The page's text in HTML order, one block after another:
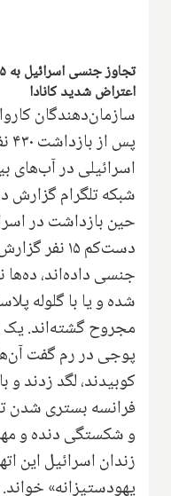
اعتراض شدید کانادا
سازمان‌دهندگان
شبکه تلگرام گزارش
حین بازداشت در
دست‌کم ۱۵
جنسی داده‌اند،
شده و یا با گلوله
مجروح گشته‌اند. یک
پوجی در رم گفت
کوبیدند، لگد زدند و
فرانسه بستری شدن
و شکستگی دنده و
زندان اسرائیل این
یهودستیزانه»